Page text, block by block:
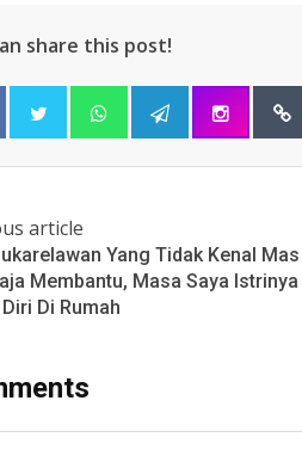
share this post!
article
Yang Tidak Kenal Mas
Membantu, Masa Saya Istrinya
Di Rumah